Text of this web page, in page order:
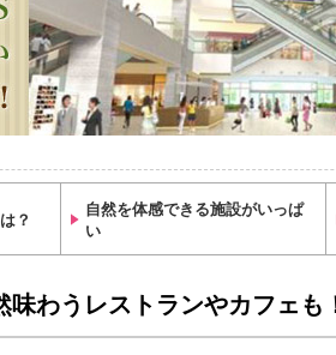
？
自然を体感できる施設がいっぱ
い
味わうレストランやカフェも